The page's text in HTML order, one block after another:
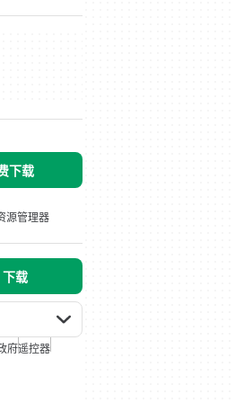
下载
源管理器
载
府遥控器